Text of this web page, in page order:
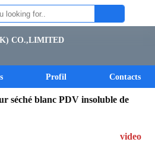
CO.,LIMITED
Profil Contacts
séché blanc PDV insoluble de
video